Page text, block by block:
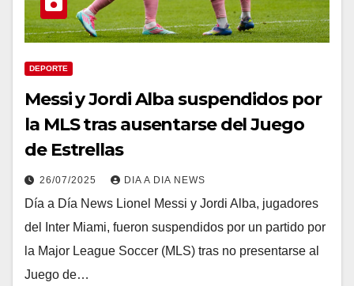
DEPORTE
Messi y Jordi Alba suspendidos por
la MLS tras ausentarse del Juego
de Estrellas
26/07/2025 DIA A DIA NEWS
Día a Día News Lionel Messi y Jordi Alba, jugadores
del Inter Miami, fueron suspendidos por un partido por
la Major League Soccer (MLS) tras no presentarse al
Juego de…